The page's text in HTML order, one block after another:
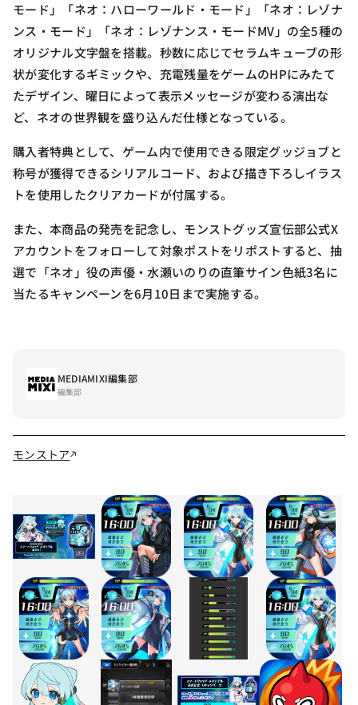
モード」「ネオ：ハローワールド・モード」「ネオ：レゾナ
ンス・モード」「ネオ：レゾナンス・モードMV」の全5種の
オリジナル文字盤を搭載。秒数に応じてセラムキューブの形
状が変化するギミックや、充電残量をゲームのHPにみたて
たデザイン、曜日によって表示メッセージが変わる演出な
ど、ネオの世界観を盛り込んだ仕様となっている。
購入者特典として、ゲーム内で使用できる限定グッジョブと
称号が獲得できるシリアルコード、および描き下ろしイラス
トを使用したクリアカードが付属する。
また、本商品の発売を記念し、モンストグッズ宣伝部公式X
アカウントをフォローして対象ポストをリポストすると、抽
選で「ネオ」役の声優・水瀬いのりの直筆サイン色紙3名に
当たるキャンペーンを6月10日まで実施する。
MEDIAMIXI編集部
編集部
モンストア